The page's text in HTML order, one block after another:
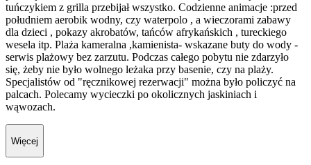
tuńczykiem z grilla przebijał wszystko. Codzienne animacje :przed
południem aerobik wodny, czy waterpolo , a wieczorami zabawy
dla dzieci , pokazy akrobatów, tańców afrykańskich , tureckiego
wesela itp. Plaża kameralna ,kamienista- wskazane buty do wody -
serwis plażowy bez zarzutu. Podczas całego pobytu nie zdarzyło
się, żeby nie było wolnego leżaka przy basenie, czy na plaży.
Specjalistów od "ręcznikowej rezerwacji" można było policzyć na
palcach. Polecamy wycieczki po okolicznych jaskiniach i
wąwozach.
Więcej